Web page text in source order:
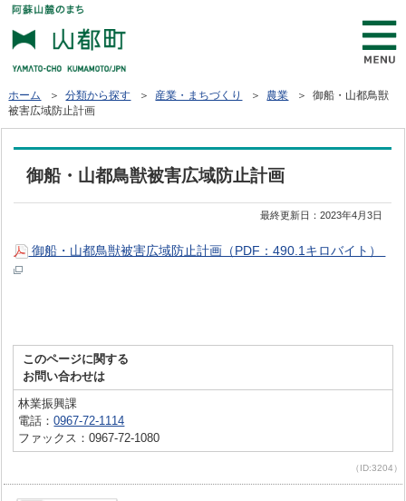
ホーム ＞分類から探す ＞ 産業・まちづくり ＞ 農業 ＞ 御船・山都鳥獣
被害広域防止計画
御船・山都鳥獣被害広域防止計画
最終更新日：2023年4月3日
御船・山都鳥獣被害広域防止計画（PDF：490.1キロバイト）
このページに関する
お問い合わせは
林業振興課
電話：0967-72-1114
ファックス：0967-72-1080
（ID:3204）